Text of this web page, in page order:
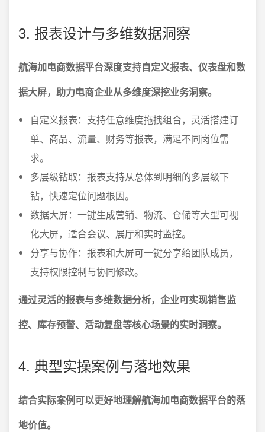
3. 报表设计与多维数据洞察
航海加电商数据平台深度支持自定义报表、仪表盘和数
据大屏，助力电商企业从多维度深挖业务洞察。
自定义报表：支持任意维度拖拽组合，灵活搭建订
单、商品、流量、财务等报表，满足不同岗位需
求。
多层级钻取：报表支持从总体到明细的多层级下
钻，快速定位问题根因。
数据大屏：一键生成营销、物流、仓储等大型可视
化大屏，适合会议、展厅和实时监控。
分享与协作：报表和大屏可一键分享给团队成员，
支持权限控制与协同修改。
通过灵活的报表与多维数据分析，企业可实现销售监
控、库存预警、活动复盘等核心场景的实时洞察。
4. 典型实操案例与落地效果
结合实际案例可以更好地理解航海加电商数据平台的落
地价值。